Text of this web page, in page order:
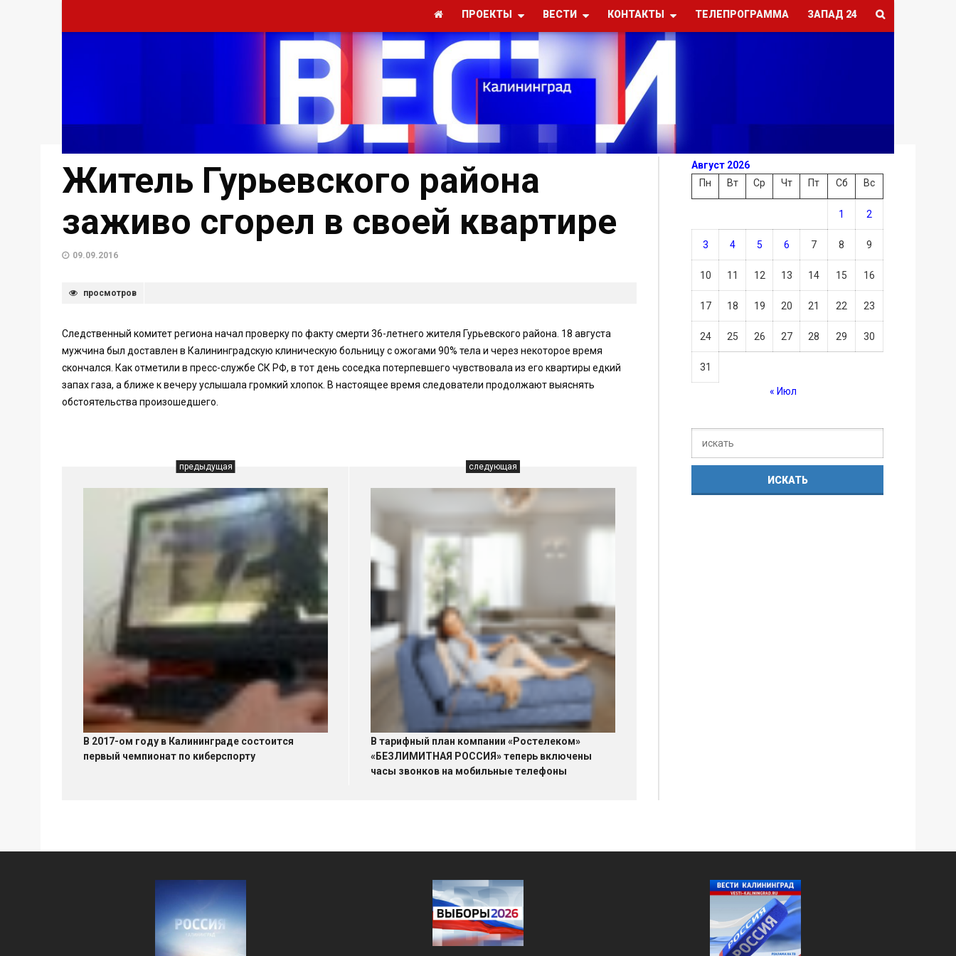
ПРОЕКТЫ ВЕСТИ КОНТАКТЫ ТЕЛЕПРОГРАММА ЗАПАД 24
Житель Гурьевского района
заживо сгорел в своей квартире
09.09.2016
просмотров
Следственный комитет региона начал проверку по факту смерти 36-летнего жителя Гурьевского района. 18 августа
мужчина был доставлен в Калининградскую клиническую больницу с ожогами 90% тела и через некоторое время
скончался. Как отметили в пресс-службе СК РФ, в тот день соседка потерпевшего чувствовала из его квартиры едкий
запах газа, а ближе к вечеру услышала громкий хлопок. В настоящее время следователи продолжают выяснять
обстоятельства произошедшего.
предыдущая
В 2017-ом году в Калининграде состоится
первый чемпионат по киберспорту
следующая
В тарифный план компании «Ростелеком»
«БЕЗЛИМИТНАЯ РОССИЯ» теперь включены
часы звонков на мобильные телефоны
Август 2026
Пн
Вт Ср Чт Пт Сб Вс
1 2
3 4 5 6 7 8 9
10 11 12 13 14 15 16
17 18 19 20 21 22 23
24 25 26 27 28 29 30
31
« Июл